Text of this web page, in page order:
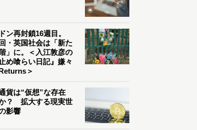
ン再封鎖16週目。
・英国社会は「新た
」に。＜入江敦彦の
止め喰らい日記』嫌々
＞
貨は“仮想”な存在
？ 拡大する現実世
影響